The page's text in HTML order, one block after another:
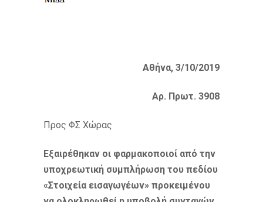
Αθήνα, 3/10/2019
Αρ. Πρωτ. 3908
Προς ΦΣ Χώρας
Εξαιρέθηκαν οι φαρμακοποιοί από την
υποχρεωτική συμπλήρωση του πεδίου
«Στοιχεία εισαγωγέων» προκειμένου